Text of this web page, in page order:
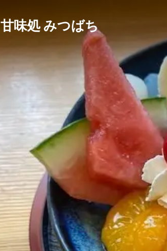
甘味処 みつばち